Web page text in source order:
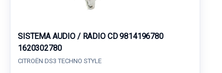
SISTEMA AUDIO / RADIO CD 9814196780
1620302780
CITROËN DS3 TECHNO STYLE